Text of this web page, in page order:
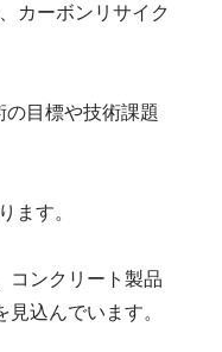
カーボンリサイク
目標や技術課題
ます。
コンクリート製品
込んでいます。